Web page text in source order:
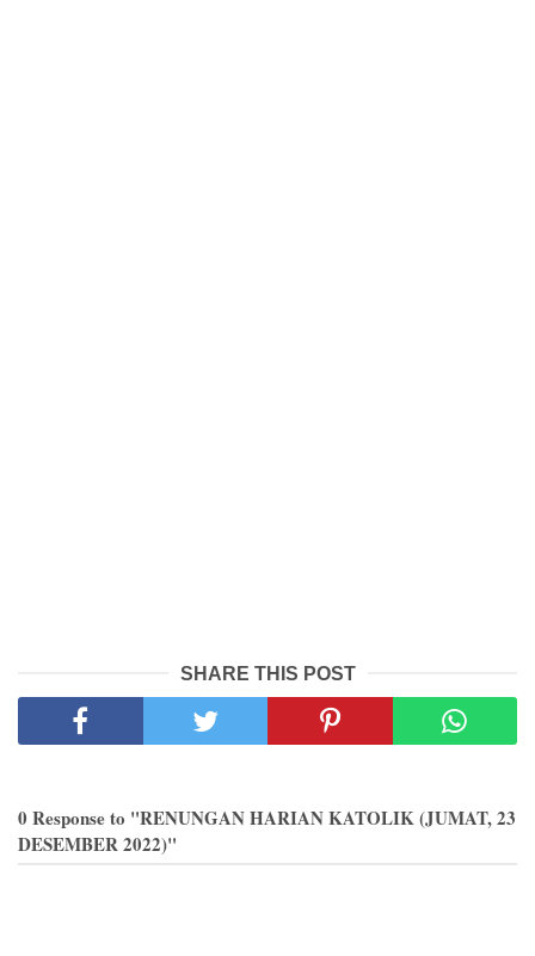
SHARE THIS POST
0 Response to "RENUNGAN HARIAN KATOLIK (JUMAT, 23
DESEMBER 2022)"